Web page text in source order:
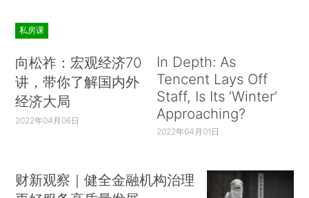
私房课
向松祚：宏观经济70
讲，带你了解国内外
经济大局
2022年04月06日
In Depth: As
Tencent Lays Off
Staff, Is Its ‘Winter’
Approaching?
2022年04月01日
财新观察｜健全金融机构治理